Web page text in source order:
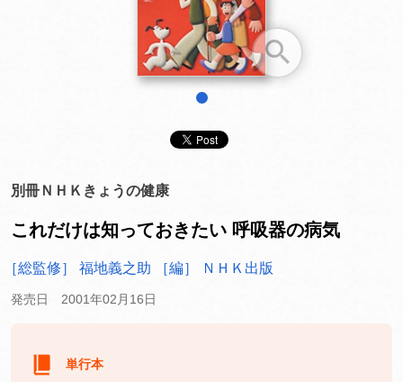
他にも商品を買う
別冊ＮＨＫきょうの健康
これだけは知っておきたい 呼吸器の病気
［総監修］ 福地義之助 ［編］ ＮＨＫ出版
発売日 2001年02月16日
単行本